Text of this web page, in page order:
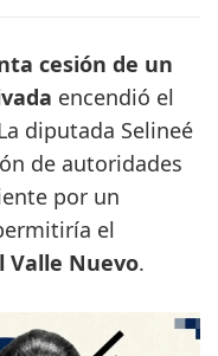
cesión de un
encendió el
diputada Selineé
de autoridades
por un
el
Valle Nuevo.